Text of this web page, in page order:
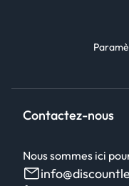
Contactez-nous
Nous sommes ici